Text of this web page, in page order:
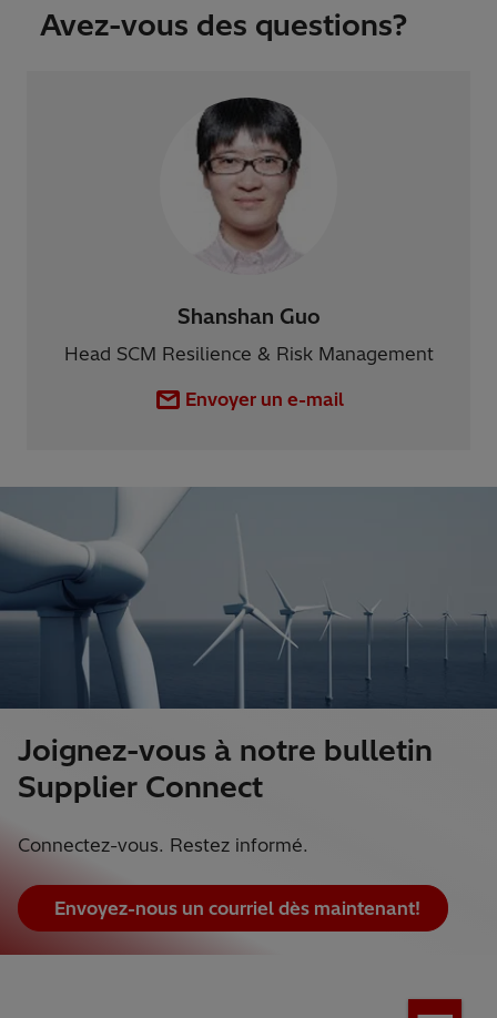
Avez-vous des questions?
Shanshan Guo
Head SCM Resilience & Risk Management
Envoyer un e-mail
Joignez-vous à notre bulletin
Supplier Connect
Connectez-vous. Restez informé.
Envoyez-nous un courriel dès maintenant!